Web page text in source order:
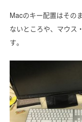
Macのキー配置はその
ないところや、マウス
す。